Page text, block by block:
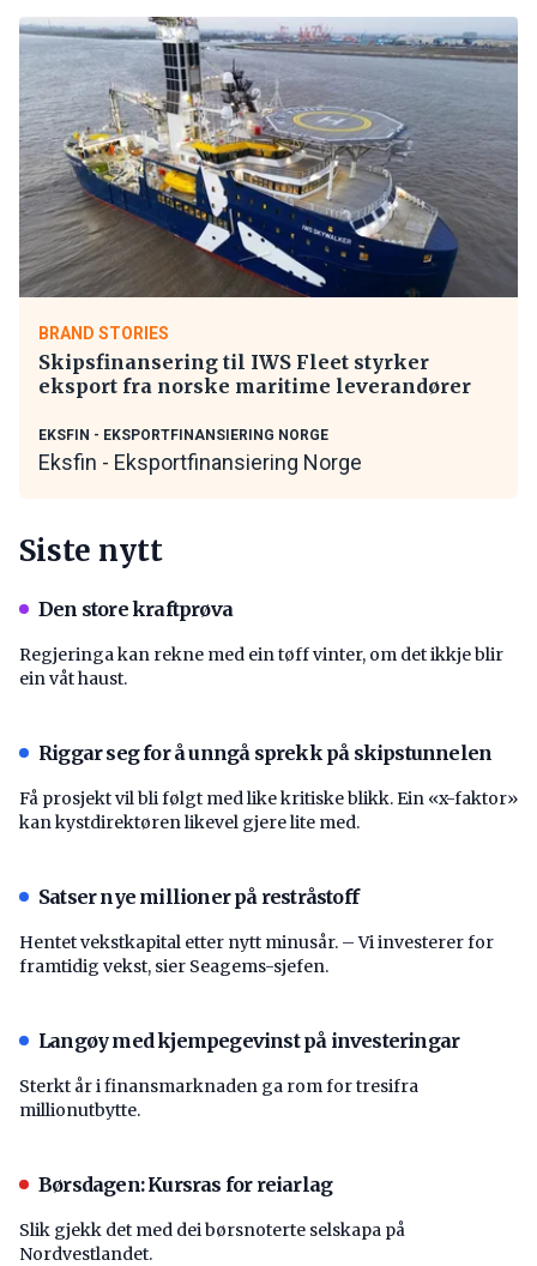
BRAND STORIES
Skipsfinansering til IWS Fleet styrker
eksport fra norske maritime leverandører
EKSFIN - EKSPORTFINANSIERING NORGE
Eksfin - Eksportfinansiering Norge
Siste nytt
Den store kraftprøva
Regjeringa kan rekne med ein tøff vinter, om det ikkje blir
ein våt haust.
Riggar seg for å unngå sprekk på skipstunnelen
Få prosjekt vil bli følgt med like kritiske blikk. Ein «x-faktor»
kan kystdirektøren likevel gjere lite med.
Satser nye millioner på restråstoff
Hentet vekstkapital etter nytt minusår. – Vi investerer for
framtidig vekst, sier Seagems-sjefen.
Langøy med kjempegevinst på investeringar
Sterkt år i finansmarknaden ga rom for tresifra
millionutbytte.
Børsdagen: Kursras for reiarlag
Slik gjekk det med dei børsnoterte selskapa på
Nordvestlandet.